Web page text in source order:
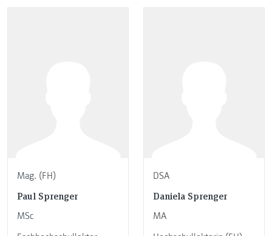
Mag. (FH)
Paul Sprenger
MSc
DSA
Daniela Sprenger
MA